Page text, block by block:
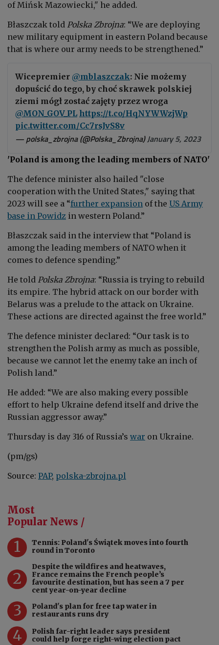
of Mińsk Mazowiecki," he added.
Błaszczak told Polska Zbrojna: “We are deploying
new military equipment in eastern Poland because
that is where our army needs to be strengthened.”
Wicepremier @mblaszczak: Nie możemy
dopuścić do tego, by choć skrawek polskiej
ziemi mógł zostać zajęty przez wroga
@MON_GOV_PL https://t.co/HqNYWWzjWp
pic.twitter.com/Cc7rsJvS8v
— polska_zbrojna (@Polska_Zbrojna)January 5, 2023
'Poland is among the leading members of NATO'
The defence minister also hailed "close
cooperation with the United States," saying that
2023 will see a “further expansion of the US Army
base in Powidz in western Poland.”
Błaszczak said in the interview that “Poland is
among the leading members of NATO when it
comes to defence spending.”
He told Polska Zbrojna: “Russia is trying to rebuild
its empire. The hybrid attack on our border with
Belarus was a prelude to the attack on Ukraine.
These actions are directed against the free world.”
The defence minister declared: “Our task is to
strengthen the Polish army as much as possible,
because we cannot let the enemy take an inch of
Polish land.”
He added: “We are also making every possible
effort to help Ukraine defend itself and drive the
Russian aggressor away.”
Thursday is day 316 of Russia’s war on Ukraine.
(pm/gs)
Source: PAP, polska-zbrojna.pl
Most
Popular News /
1
Tennis: Poland's Świątek moves into fourth
round in Toronto
2
Despite the wildfires and heatwaves,
France remains the French people’s
favourite destination, but has seen a 7 per
cent year-on-year decline
3
Poland's plan for free tap water in
restaurants runs dry
4
Polish far-right leader says president
could help forge right-wing election pact